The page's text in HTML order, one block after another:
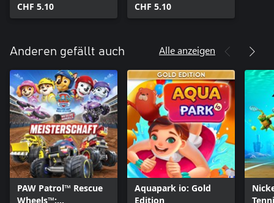
CHF 5.10
CHF 5.10
Anderen gefällt auch Alle anzeigen
PAW Patrol™ Rescue
Wheels™:
Aquapark io: Gold
Edition